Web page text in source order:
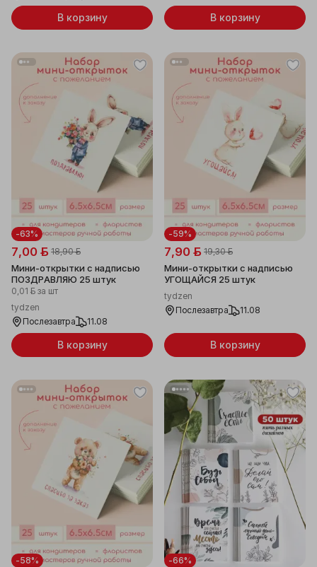
В корзину В корзину
-63%
7,00 ƃ 18,90 ƃ
Мини-открытки с надписью
ПОЗДРАВЛЯЮ 25 штук
0,01 ƃ за шт
tydzen
Послезавтра
11.08
В корзину
-59%
7,90 ƃ 19,30 ƃ
Мини-открытки с надписью
УГОЩАЙСЯ 25 штук
tydzen
Послезавтра
11.08
В корзину
-58% -66%